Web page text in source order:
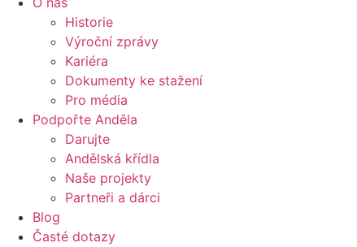
Historie
Výroční zprávy
Kariéra
Dokumenty ke stažení
Pro média
Podpořte Anděla
Darujte
Andělská křídla
Naše projekty
Partneři a dárci
Blog
Časté dotazy